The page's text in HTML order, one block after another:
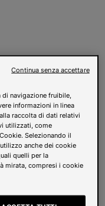
di navigazione fruibile,
informazioni in linea
raccolta di dati relativi
utilizzati, come
Selezionando il
anche dei cookie
quelli per la
mirata, compresi i cookie
Continua senza accettare